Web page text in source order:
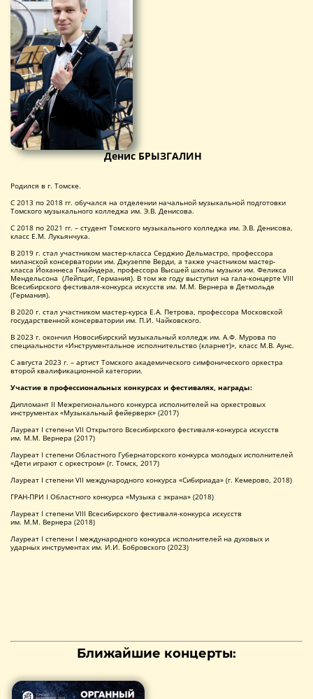
Денис БРЫЗГАЛИН
Родился в г. Томске.
С 2013 по 2018 гг. обучался на отделении начальной музыкальной подготовки
Томского музыкального колледжа им. Э.В. Денисова.
С 2018 по 2021 гг. – студент Томского музыкального колледжа им. Э.В. Денисова,
класс Е.М. Лукьянчука.
В 2019 г. стал участником мастер-класса Серджио Дельмастро, профессора
миланской консерватории им. Джузеппе Верди, а также участником мастер-
класса Йоханнеса Гмайндера, профессора Высшей школы музыки им. Феликса
Мендельсона (Лейпциг, Германия). В том же году выступил на гала-концерте VIII
Всесибирского фестиваля-конкурса искусств им. М.М. Вернера в Детмольде
(Германия).
В 2020 г. стал участником мастер-курса Е.А. Петрова, профессора Московской
государственной консерватории им. П.И. Чайковского.
В 2023 г. окончил Новосибирский музыкальный колледж им. А.Ф. Мурова по
специальности «Инструментальное исполнительство (кларнет)», класс М.В. Аунс.
С августа 2023 г. – артист Томского академического симфонического оркестра
второй квалификационной категории.
Участие в профессиональных конкурсах и фестивалях, награды:
Дипломант II Межрегионального конкурса исполнителей на оркестровых
инструментах «Музыкальный фейерверк» (2017)
Лауреат I степени VII Открытого Всесибирского фестиваля-конкурса искусств
им. М.М. Вернера (2017)
Лауреат I степени Областного Губернаторского конкурса молодых исполнителей
«Дети играют с оркестром» (г. Томск, 2017)
Лауреат I степени VII международного конкурса «Сибириада» (г. Кемерово, 2018)
ГРАН-ПРИ I Областного конкурса «Музыка с экрана» (2018)
Лауреат I степени VIII Всесибирского фестиваля-конкурса искусств
им. М.М. Вернера (2018)
Лауреат I степени I международного конкурса исполнителей на духовых и
ударных инструментах им. И.И. Бобровского (2023)
Ближайшие концерты: